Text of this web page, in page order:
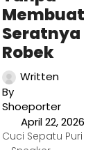
Membuat
Seratnya
Robek
Written
By
Shoeporter
April 22, 2026
Cuci Sepatu Puri